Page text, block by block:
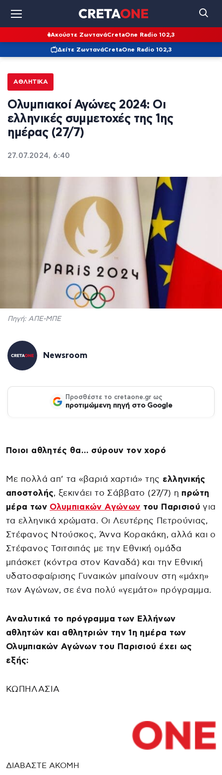
Ακούστε ΖωντανάCretaOne Radio 102,3
Δείτε ΖωντανάCretaOne Radio 102,3
ΑΘΛΗΤΙΚΆ
Ολυμπιακοί Αγώνες 2024: Οι
ελληνικές συμμετοχές της 1ης
ημέρας (27/7)
27.07.2024, 6:40
Πηγή: ΑΠΕ-ΜΠΕ
Newsroom
Προσθέστε το cretaone.gr ως
προτιμώμενη πηγή στο Google
Ποιοι αθλητές θα… σύρουν τον χορό
Με πολλά απ’ τα «βαριά χαρτιά» της ελληνικής
αποστολής, ξεκινάει το Σάββατο (27/7) η πρώτη
μέρα των Ολυμπιακών Αγώνων του Παρισιού για
τα ελληνικά χρώματα. Οι Λευτέρης Πετρούνιας,
Στέφανος Ντούσκος, Άννα Κορακάκη, αλλά και ο
Στέφανος Τσιτσιπάς με την Εθνική ομάδα
μπάσκετ (κόντρα στον Καναδά) και την Εθνική
υδατοσφαίρισης Γυναικών μπαίνουν στη «μάχη»
των Αγώνων, σε ένα πολύ «γεμάτο» πρόγραμμα.
Αναλυτικά το πρόγραμμα των Ελλήνων
αθλητών και αθλητριών την 1η ημέρα των
Ολυμπιακών Αγώνων του Παρισιού έχει ως
εξής:
ΚΩΠΗΛΑΣΙΑ
ΔΙΑΒΑΣΤΕ ΑΚΟΜΗ